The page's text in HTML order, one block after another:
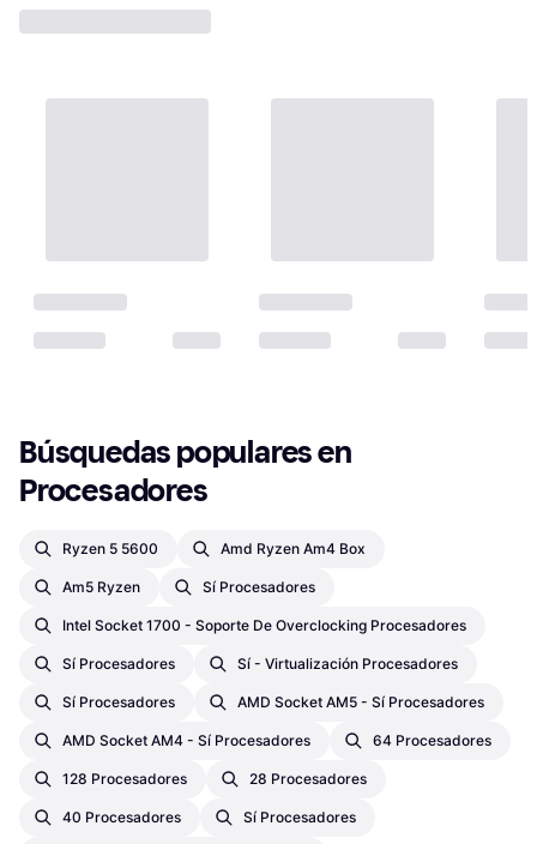
Búsquedas populares en
Procesadores
Ryzen 5 5600 Amd Ryzen Am4 Box
Am5 Ryzen Sí Procesadores
Intel Socket 1700 - Soporte De Overclocking Procesadores
Sí Procesadores Sí - Virtualización Procesadores
Sí Procesadores AMD Socket AM5 - Sí Procesadores
AMD Socket AM4 - Sí Procesadores 64 Procesadores
128 Procesadores 28 Procesadores
40 Procesadores Sí Procesadores